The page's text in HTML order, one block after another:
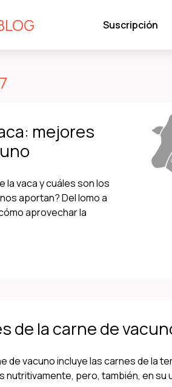
Suscripción
mejores
la vaca y cuáles son los
aportan? Del lomo a
aprovechar la
de la carne de
de vacuno incluye las carnes de la
pero, también, en su